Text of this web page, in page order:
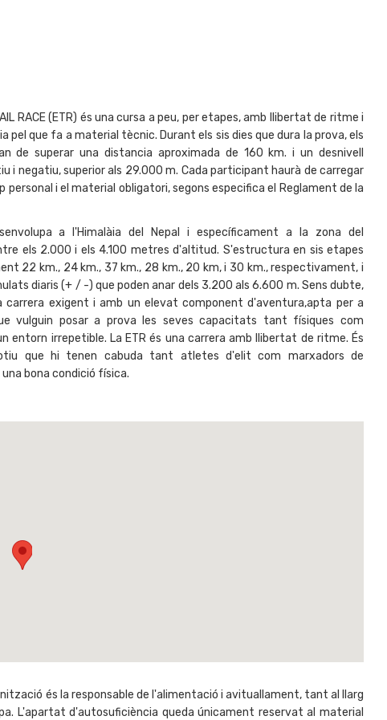
RACE (ETR) és una cursa a peu, per etapes, amb llibertat de ritme i
pel que fa a material tècnic. Durant els sis dies que dura la prova, els
de superar una distancia aproximada de 160 km. i un desnivell
i negatiu, superior als 29.000 m. Cada participant haurà de carregar
personal i el material obligatori, segons especifica el Reglament de la
a l'Himalàia del Nepal i específicament a la zona del
els 2.000 i els 4.100 metres d'altitud. S'estructura en sis etapes
22 km., 24 km., 37 km., 28 km., 20 km, i 30 km., respectivament, i
diaris (+ / -) que poden anar dels 3.200 als 6.600 m. Sens dubte,
carrera exigent i amb un elevat component d'aventura,apta per a
vulguin posar a prova les seves capacitats tant físiques com
entorn irrepetible. La ETR és una carrera amb llibertat de ritme. És
que hi tenen cabuda tant atletes d'elit com marxadors de
bona condició física.
és la responsable de l'alimentació i avituallament, tant al llarg
L'apartat d'autosuficiència queda únicament reservat al material